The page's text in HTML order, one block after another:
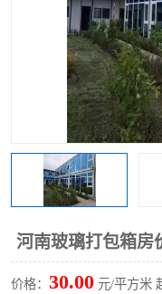
河南玻璃打包箱房
价格： 30.00 元/平方米
政围挡